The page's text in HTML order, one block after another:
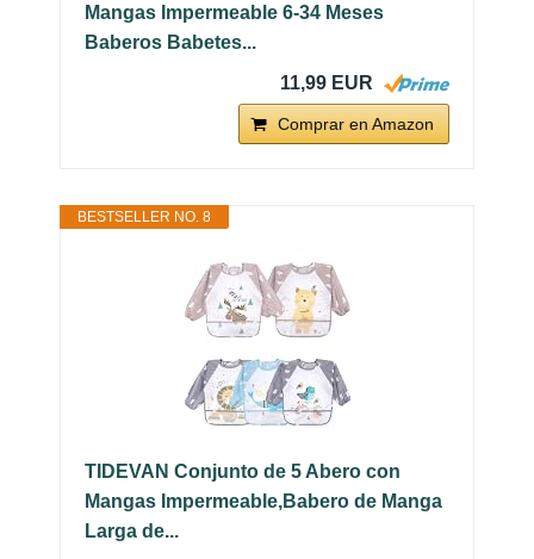
Mangas Impermeable 6-34 Meses
Baberos Babetes...
11,99 EUR
Comprar en Amazon
BESTSELLER NO. 8
TIDEVAN Conjunto de 5 Abero con
Mangas Impermeable,Babero de Manga
Larga de...